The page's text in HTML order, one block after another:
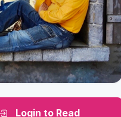
Login to Read